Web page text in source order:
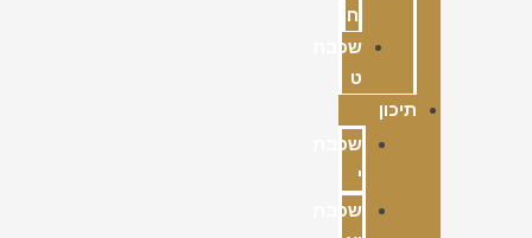
ח
שכבת
ט
תיכון
שכבת
י
שכבת